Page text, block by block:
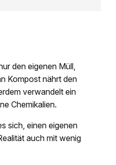
den eigenen Müll,
Kompost nährt den
verwandelt ein
Chemikalien.
sich, einen eigenen
auch mit wenig